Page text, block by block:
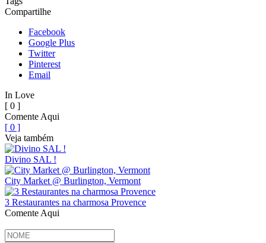
Compartilhe
Facebook
Google Plus
Twitter
Pinterest
Email
In Love
[ 0 ]
Comente Aqui
[ 0 ]
Veja também
Divino SAL !
City Market @ Burlington, Vermont
3 Restaurantes na charmosa Provence
Comente Aqui